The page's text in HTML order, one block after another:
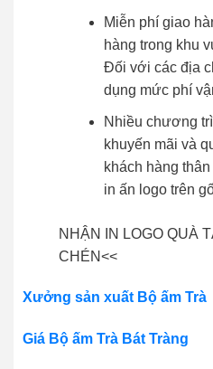
Miễn phí giao
hàng trong khu
Đối với các địa
dụng mức phí
Nhiều chương
khuyến mãi và
khách hàng
in ấn logo trên
NHẬN IN LOGO QUÀ
CHÉN<<
Xưởng sản xuất Bộ ấm Trà
Giá Bộ ấm Trà Bát Tràng